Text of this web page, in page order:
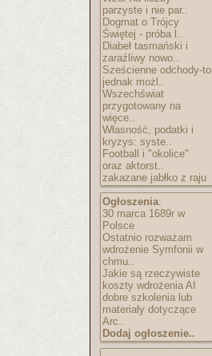
parzyste i nie par..
Dogmat o Trójcy
Świętej - próba l..
Diabeł tasmański i
zaraźliwy nowo..
Sześcienne odchody-to
jednak możl..
Wszechświat
przygotowany na
więce..
Własność, podatki i
kryzys: syste..
Football i "okolice"
oraz aktorst..
zakazane jabłko z raju
Ogłoszenia:
30 marca 1689r w
Polsce
Ostatnio rozważam
wdrożenie Symfonii w
chmu..
Jakie są rzeczywiste
koszty wdrożenia AI
dobre szkolenia lub
materiały dotyczące
Arc..
Dodaj ogłoszenie..